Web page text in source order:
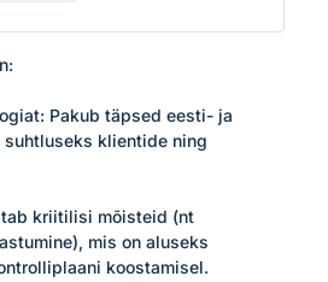
Pakub täpsed eesti- ja
klientide ning
kriitilisi mõisteid (nt
mis on aluseks
koostamisel.